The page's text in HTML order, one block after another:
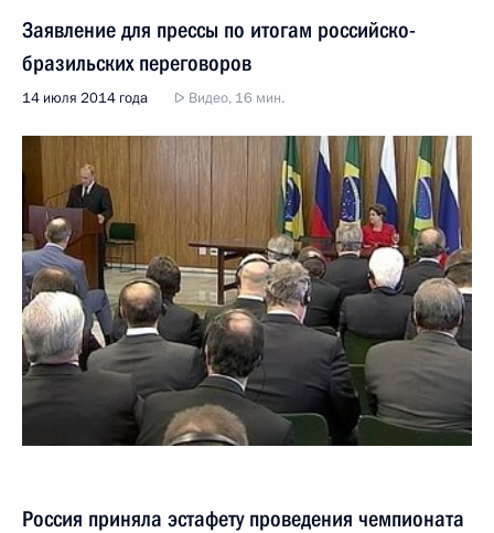
Заявление для прессы по итогам российско-
бразильских переговоров
14 июля 2014 года Видео, 16 мин.
Россия приняла эстафету проведения чемпионата